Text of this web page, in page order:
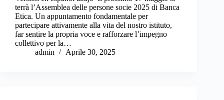
terrà l’Assemblea delle persone socie 2025 di Banca
Etica. Un appuntamento fondamentale per
partecipare attivamente alla vita del nostro istituto,
far sentire la propria voce e rafforzare l’impegno
collettivo per la…
admin
Aprile 30, 2025